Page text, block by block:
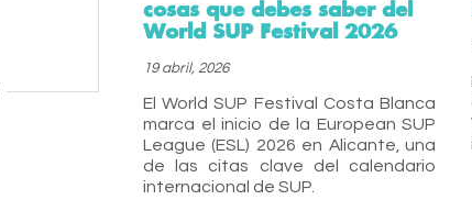
cosas que debes saber del
World SUP Festival 2026
19 abril, 2026
El World SUP Festival Costa Blanca
marca el inicio de la European SUP
League (ESL) 2026 en Alicante, una
de las citas clave del calendario
internacional de SUP.